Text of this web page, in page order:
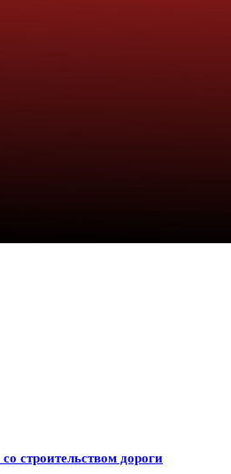
строительством дороги